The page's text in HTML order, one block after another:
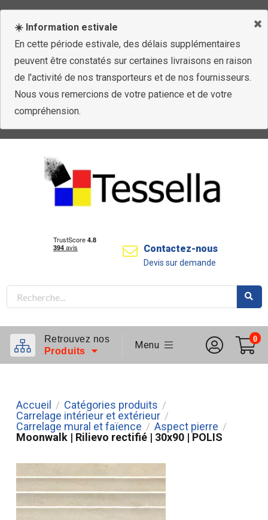
☀️ Information estivale
En cette période estivale, des délais supplémentaires
peuvent être constatés sur certaines livraisons en raison
de l'activité de nos transporteurs et de nos fournisseurs.
Nous vous remercions de votre patience et de votre
compréhension.
Contactez-nous
Devis sur demande
Retrouvez nos
Produits
Menu
0
Accueil / Catégories produits /
Carrelage intérieur et extérieur /
Carrelage mural et faïence / Aspect pierre /
Moonwalk | Rilievo rectifié | 30x90 | POLIS